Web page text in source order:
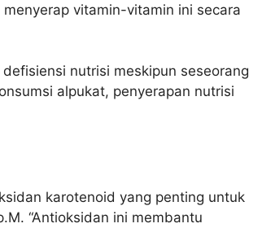
vitamin-vitamin ini secara
nutrisi meskipun seseorang
alpukat, penyerapan nutrisi
karotenoid yang penting untuk
“Antioksidan ini membantu